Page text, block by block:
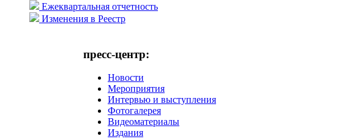
Ежеквартальная отчетность
Изменения в Реестр
пресс-центр:
Новости
Мероприятия
Интервью и выступления
Фотогалерея
Видеоматериалы
Издания